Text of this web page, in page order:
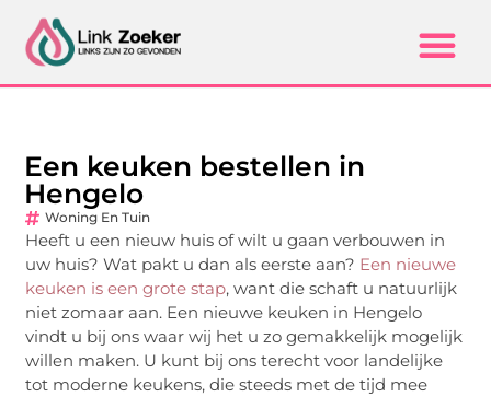
Een keuken bestellen in
Hengelo
Woning En Tuin
Heeft u een nieuw huis of wilt u gaan verbouwen in
uw huis? Wat pakt u dan als eerste aan? Een nieuwe
keuken is een grote stap, want die schaft u natuurlijk
niet zomaar aan. Een nieuwe keuken in Hengelo
vindt u bij ons waar wij het u zo gemakkelijk mogelijk
willen maken. U kunt bij ons terecht voor landelijke
tot moderne keukens, die steeds met de tijd mee